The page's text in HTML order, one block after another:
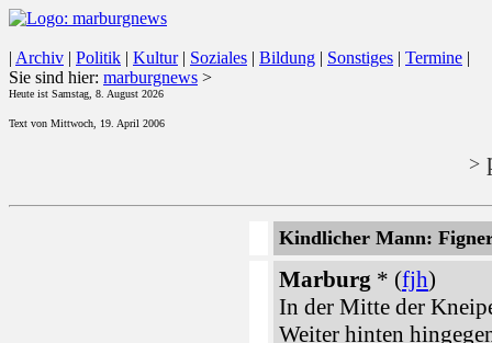
| Archiv | Politik | Kultur| Soziales | Bildung | Sonstiges | Termine |
Sie sind hier: marburgnews >
Heute ist Samstag, 8. August 2026
Text von Mittwoch, 19. April 2006
>
Kindlicher Mann:
Marburg * (fjh)
In der Mitte der
Weiter hinten